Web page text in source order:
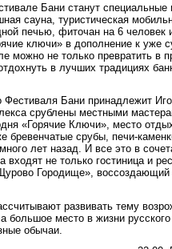
Бани станут специальные
сауна, туристическая
печью, фиточан на 6 человек
ключи» в дополнение к уже
можно не только превратить в
в лучших традициях
Фестиваля Бани принадлежит
срублены местными
«Горячие Ключи», место
бревенчатые срубы, печи-
лет назад. И все это в
не только гостиница и
Городище»,
развивать тему
большое место в жизни
обычаи.